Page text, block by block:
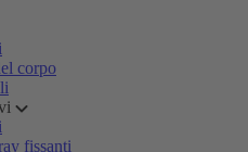
corpo
fissanti